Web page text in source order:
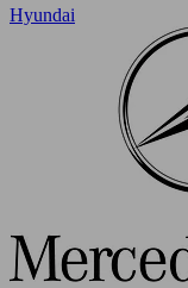
Hyundai